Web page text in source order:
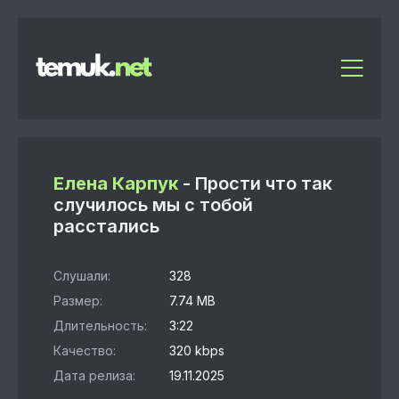
Елена Карпук - Прости что так
случилось мы с тобой
расстались
Слушали:
328
Размер:
7.74 MB
Длительность:
3:22
Качество:
320 kbps
Дата релиза:
19.11.2025